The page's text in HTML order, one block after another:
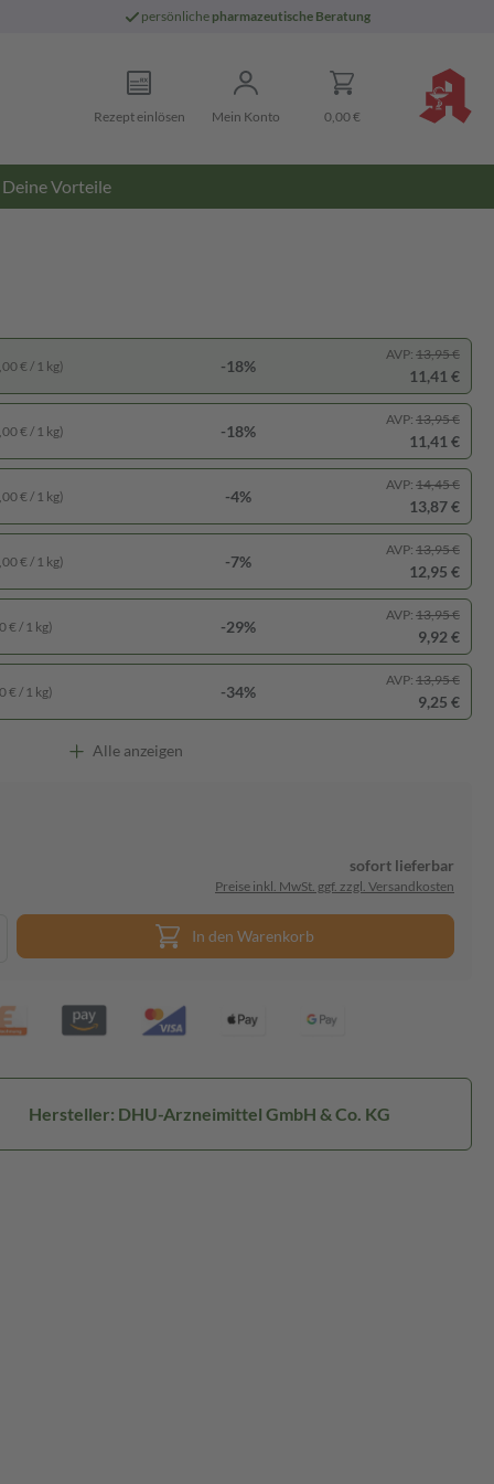
persönliche pharmazeutische Beratung
Rezept einlösen Mein Konto 0,00 €
Deine Vorteile
€ / 1 kg) -18%
AVP: 13,95 €
11,41 €
€ / 1 kg) -4%
AVP: 14,45 €
13,87 €
€ / 1 kg) -18%
AVP: 13,95 €
11,41 €
€ / 1 kg) -7%
AVP: 13,95 €
12,95 €
€ / 1 kg) -29%
AVP: 13,95 €
9,92 €
€ / 1 kg) -34%
AVP: 13,95 €
9,25 €
Alle anzeigen
sofort lieferbar
Preise inkl. MwSt. ggf. zzgl. Versandkosten
In den Warenkorb
Hersteller: DHU-Arzneimittel GmbH & Co. KG